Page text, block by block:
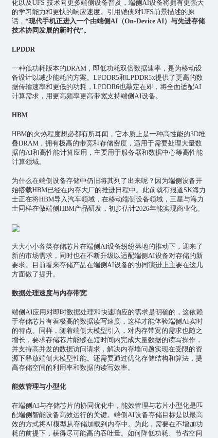
化以及UFS 技术向更多端侧设备普及，端侧AI设备将拥有更强大
的学习能力和更快的响应速度。引用铠侠对UFS前景描述的原
话， “现代手机正进入一个由端侧AI（On-Device AI）与先进存储
技术协同发展的新时代”。
LPDDR
一种低功耗版本的DRAM，即低功耗双倍数据速率，是为移动设
备设计以减少能耗的方案。LPDDR5和LPDDR5x提供了更高的数
据传输速率和更低的功耗，LPDDR6也敲定在即，将全面适配AI
计算需求，用更高频率更高带宽支持端侧AI设备。
HBM
HBM的火热程度想必都有所耳闻，它本质上是一种高性能的3D堆
叠DRAM，拥有极高的带宽和存储密度，适用于需要处理大量数
据的AI和高性能计算应用，主要用于服务器和数据中心等高性能
计算领域。
为什么在端侧设备存储中仍旧将其列了出来呢？因为端侧设备开
始搭载HBM已经在内存大厂的推进日程中。此前就有报道SK海力
士正在将HBM导入汽车领域，在移动端侧设备领域，三星与海力
士同样在做端侧HBM产品研发，初步估计2026年能实现商业化。
大大小小各类存储芯片在端侧AI设备纷纷落地的推动下，迎来了
新的市场需求，同时也在不断升级以适配端侧AI设备对存储的新
要求。目前看来存储产品在端侧AI设备的协同演进上主要在这几
方面做了提升。
数据处理速度与内存带宽
端侧AI应用对即时数据处理和快速响应的需求是明确的，这依赖
于存储芯片有着极高的数据读写速度，这样才能体验端侧AI实时
的特点。同样，随着端侧大模型引入，对内存带宽的需求也随之
增长，要求存储芯片能够在短时间内完成大量数据的读写操作，
并支持高并发的数据访问请求，解决内存墙问题实现在受限的资
源下释放端侧大模型性能。还需要通过优化存储结构和算法，提
高存储空间的利用率和数据的读写效率。
能效管理与小型化
在端侧AI与存储芯片的协同优化中，能效管理与芯片小型化是匹
配端侧智能设备高效运行的关键。端侧AI设备存储目标是以最高
效的方式将AI模型从存储加载到内存中。为此，需要在不增加功
耗的前提下，获得尽可能高的吞吐量。如何降低功耗、节省空间